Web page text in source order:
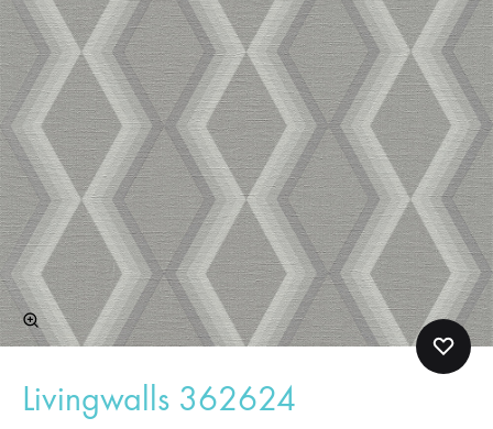
Livingwalls 362624